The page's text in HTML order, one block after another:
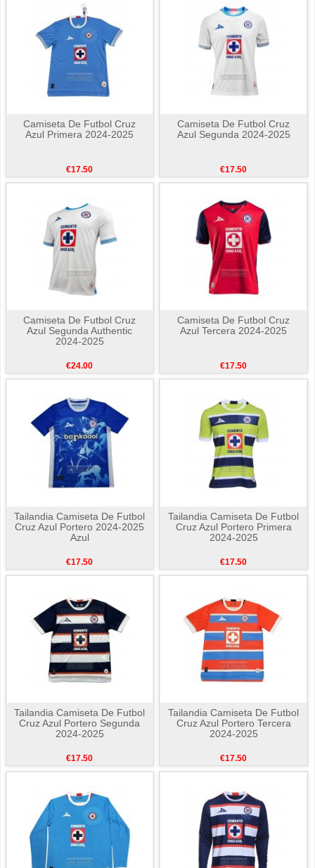
Camiseta De Futbol Cruz
Azul Primera 2024-2025
€17.50
Camiseta De Futbol Cruz
Azul Segunda 2024-2025
€17.50
Camiseta De Futbol Cruz
Azul Segunda Authentic
2024-2025
€24.00
Camiseta De Futbol Cruz
Azul Tercera 2024-2025
€17.50
Tailandia Camiseta De Futbol
Cruz Azul Portero 2024-2025
Azul
€17.50
Tailandia Camiseta De Futbol
Cruz Azul Portero Primera
2024-2025
€17.50
Tailandia Camiseta De Futbol
Cruz Azul Portero Segunda
2024-2025
€17.50
Tailandia Camiseta De Futbol
Cruz Azul Portero Tercera
2024-2025
€17.50